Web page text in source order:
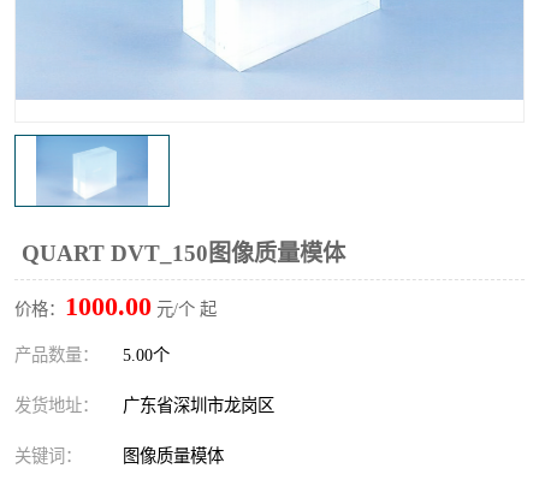
QUART DVT_150图像质量模体
价格： 1000.00 元/个 起
产品数量： 5.00个
发货地址： 广东省深圳市龙岗区
关键词： 图像质量模体